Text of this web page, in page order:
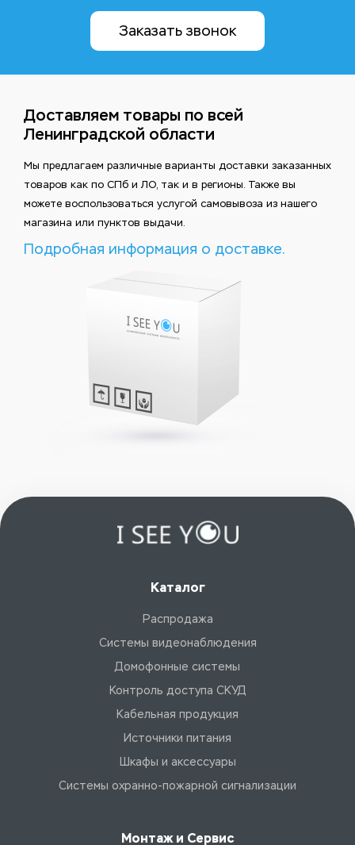
Заказать звонок
Доставляем товары по всей
Ленинградской области
Мы предлагаем различные варианты доставки заказанных
товаров как по СПб и ЛО, так и в регионы. Также вы
можете воспользоваться услугой самовывоза из нашего
магазина или пунктов выдачи.
Подробная информация о доставке.
Каталог
Распродажа
Системы видеонаблюдения
Домофонные системы
Контроль доступа СКУД
Кабельная продукция
Источники питания
Шкафы и аксессуары
Системы охранно-пожарной сигнализации
Монтаж и Сервис